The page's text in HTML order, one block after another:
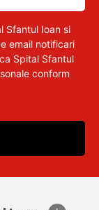
Sfantul Ioan si
email notificari
Spital Sfantul
conform